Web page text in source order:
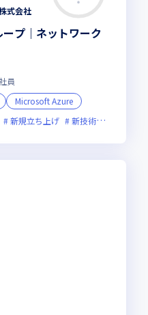
式会社
プ｜ネットワーク
員
Microsoft Azure
新規立ち上げ 新技術に積極的